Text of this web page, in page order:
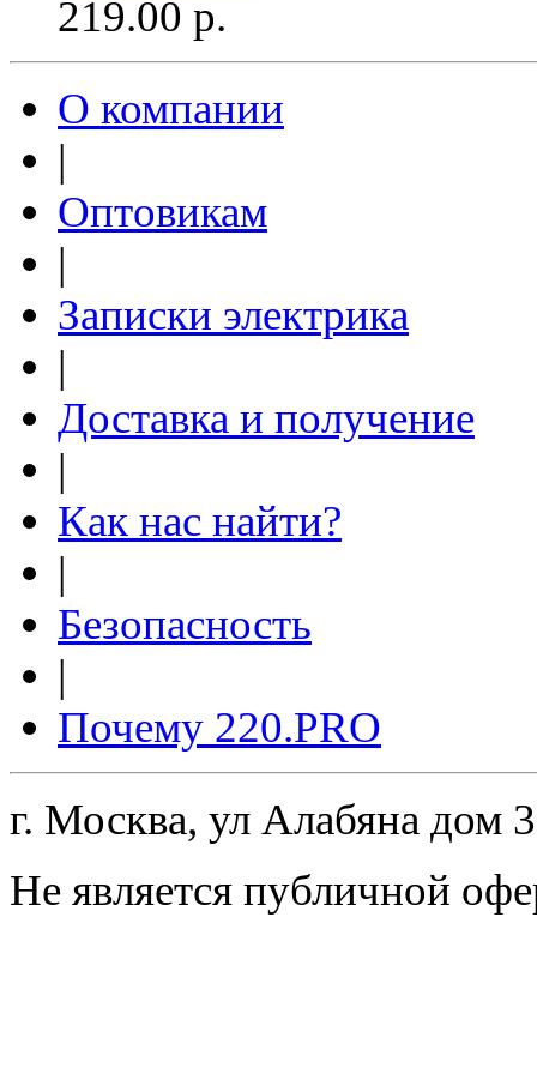
219.00 р.
О компании
|
Оптовикам
|
Записки электрика
|
Доставка и получение
|
Как нас найти?
|
Безопасность
|
Почему 220.PRO
г. Москва, ул Алабяна дом
Не является публичной